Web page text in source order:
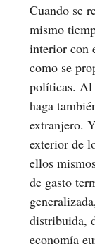
Cuando se
mismo
interior con
como se
políticas. Al
haga
extranjero.
exterior de
ellos
de gasto
distribuida,
economía